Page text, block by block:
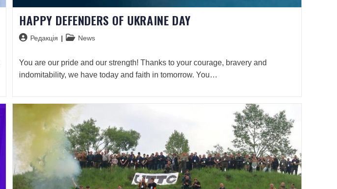
HAPPY DEFENDERS OF UKRAINE DAY
Редакція News
You are our pride and our strength! Thanks to your courage, bravery and
indomitability, we have today and faith in tomorrow. You…